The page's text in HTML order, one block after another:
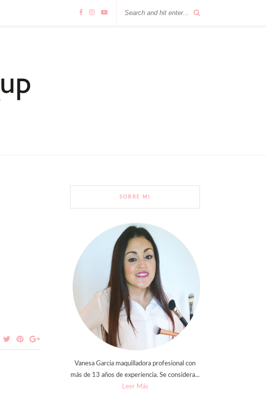
SOBRE MI
Vanesa Garcia maquilladora profesional con
más de 13 años de experiencia. Se considera...
Leer Más